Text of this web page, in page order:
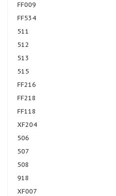
FF009
FF534
511
512
513
515
FF216
FF218
FF118
XF204
506
507
508
918
XF007